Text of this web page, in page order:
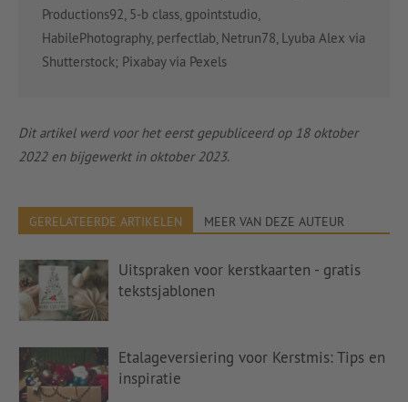
Productions92, 5-b class, gpointstudio,
HabilePhotography, perfectlab, Netrun78, Lyuba Alex via
Shutterstock; Pixabay via Pexels
Dit artikel werd voor het eerst gepubliceerd op 18 oktober
2022 en bijgewerkt in oktober 2023.
GERELATEERDE ARTIKELEN MEER VAN DEZE AUTEUR
Uitspraken voor kerstkaarten - gratis
tekstsjablonen
Etalageversiering voor Kerstmis: Tips en
inspiratie